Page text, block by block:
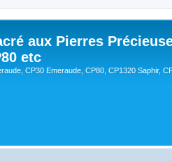
aux Pierres
etc
CP30 Emeraude, CP80, CP1320 Saphir,